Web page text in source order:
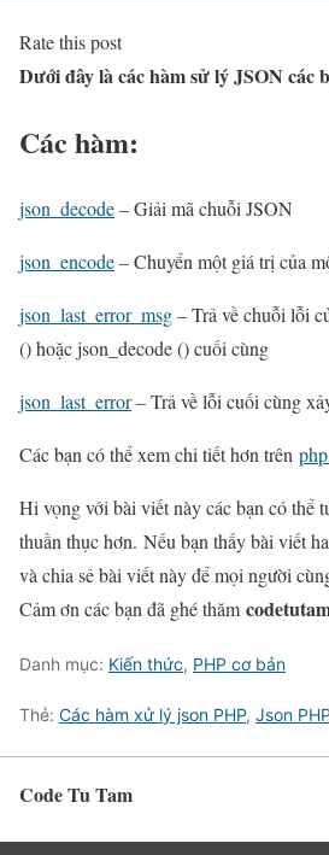
Rate this post
Dưới đây là các hàm sử lý JSON các
Các hàm:
json_decode– Giải mã chuỗi JSON
json_encode– Chuyển một giá trị của
json_last_error_msg– Trả về chuỗi lỗi
() hoặc json_decode () cuối cùng
json_last_error– Trả về lỗi cuối cùng
Các bạn có thể xem chi tiết hơn trên
Hi vọng với bài viết này các bạn có thể
thuần thục hơn. Nếu bạn thấy bài viết
và chia sẻ bài viết này để mọi người
Cảm ơn các bạn đã ghé thăm
Danh mục: Kiến thức, PHP cơ bản
Thẻ: Các hàm xử lý json PHP, Json PHP
Code Tu Tam